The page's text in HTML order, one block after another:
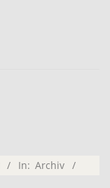
In: Archiv